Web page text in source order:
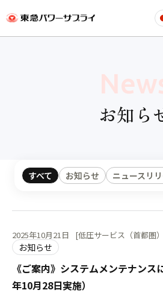
ページの本文
お知ら
すべて お知らせ ニュースリ
《ご案内》システムメンテナンス
年10月28日実施）
2025年10月21日 [低圧サービス（首都圏
お知らせ